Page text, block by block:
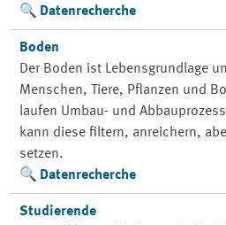
Datenrecherche
Boden
Der Boden ist Lebensgrundlage
Menschen, Tiere, Pflanzen und
laufen Umbau- und
kann diese filtern, anreichern,
setzen.
Datenrecherche
Studierende